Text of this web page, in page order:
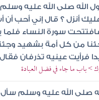
الله صلى الله عليه وسلم
أنزل ؟ قال إني أحب
سورة النساء
من كل أمة بشهيد
فرأيت عينيه تذرفان
> باب ما جاء في فضل العبادة
صلى الله عليه وسلم سأل